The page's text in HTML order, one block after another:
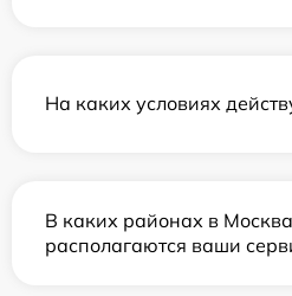
На каких условиях
В каких районах в Москва
располагаются ваши